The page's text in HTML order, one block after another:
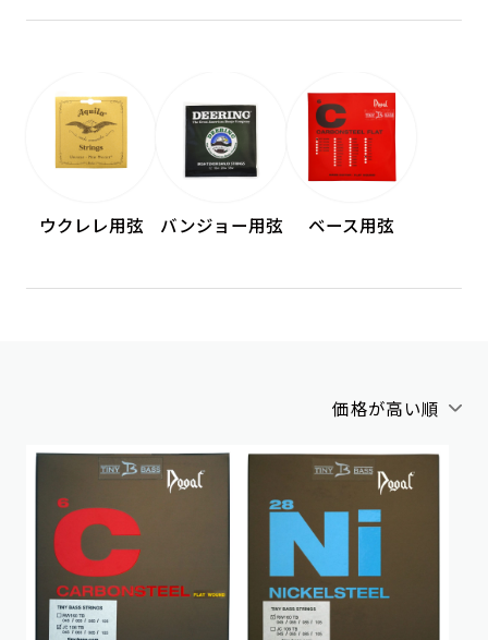
ウクレレ用弦 バンジョー用弦 ベース用弦
価格が高い順
アルファベット順
新着順
価格が安い順
価格が高い順